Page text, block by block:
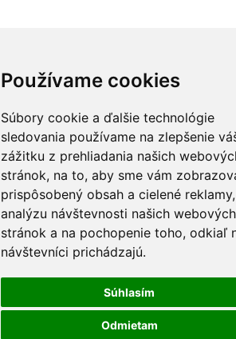
Používame cookies
Súbory cookie a ďalšie technológie
sledovania používame na zlepšenie
zážitku z prehliadania našich
stránok, na to, aby sme vám
prispôsobený obsah a cielené
analýzu návštevnosti našich webových
stránok a na pochopenie toho, odkiaľ
návštevníci prichádzajú.
Súhlasím
Odmietam